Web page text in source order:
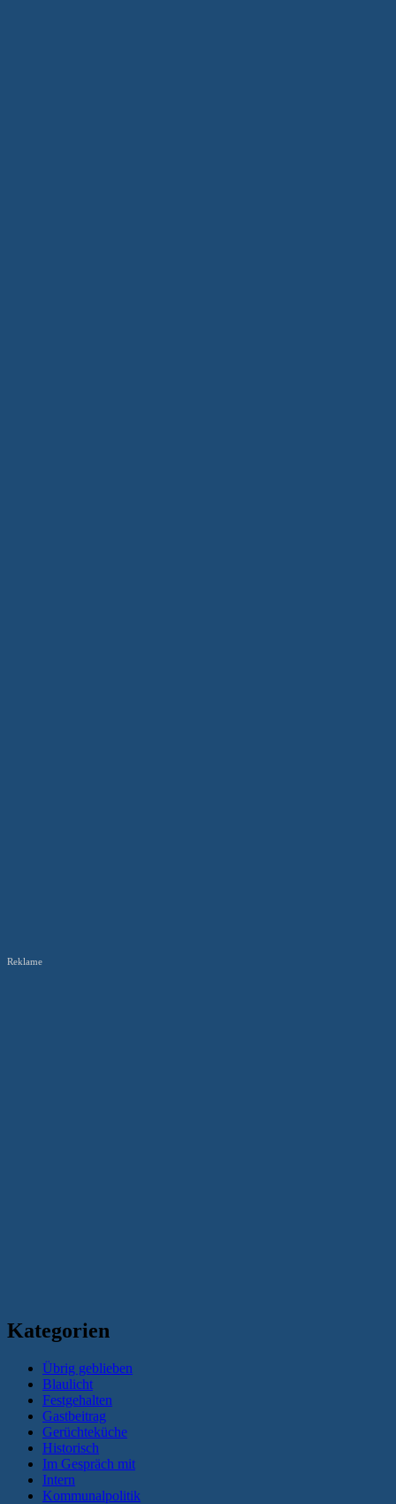
Reklame
Kategorien
Übrig geblieben
Blaulicht
Festgehalten
Gastbeitrag
Gerüchteküche
Historisch
Im Gespräch mit
Intern
Kommunalpolitik